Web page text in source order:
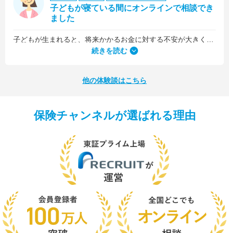
子どもが寝ている間にオンラインで相談でき
ました
何より、とても親身になって対応してくださって大満足。うちと同じように子どもの将来のお金のことで悩んでいる友人にも教えました。
続きを読む
他の体験談はこちら
保険チャンネルが選ばれる理由